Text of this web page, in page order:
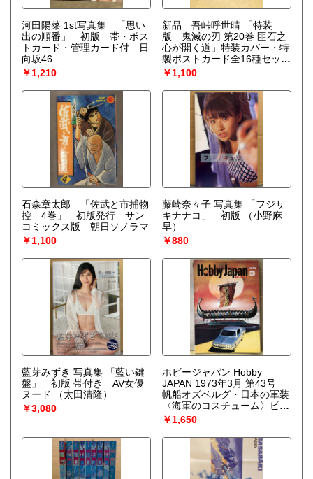
河田陽菜 1st写真集 「思い
出の順番」 初版 帯・ポス
トカード・管理カード付 日
向坂46
￥1,210
新品 吾峠呼世晴 「特装
版 鬼滅の刃 第20巻 匪石之
心が開く道」特装カバー・特
製ポストカード全16種セット
付 JUMP COMICS
￥1,100
石森章太郎 「佐武と市捕物
控 4巻」 初版発行 サン
コミックス版 朝日ソノラマ
￥1,100
藤崎奈々子 写真集 「フジサ
キナナコ」 初版
（小野麻
早）
￥880
藍芽みずき 写真集 「藍い鍵
盤」 初版 帯付き AV女優
ヌード
（太田清隆）
￥3,080
ホビージャパン Hobby
JAPAN 1973年3月 第43号
帆船オズベルグ・日本の軍装
〈海軍のコスチューム〉ピン
ナップ付。特集:プラ模型・
ホッケウルフ作品集 ホビー
古典派〈100年の伝統と歴史
のミニカー〉・ドイツ機の楽
しみ方 他 ホビジャ プラ
モデル スケールモデル
￥1,650